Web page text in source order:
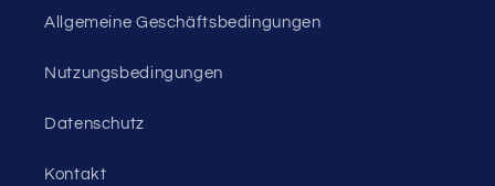
Allgemeine Geschäftsbedingungen
Nutzungsbedingungen
Datenschutz
Kontakt